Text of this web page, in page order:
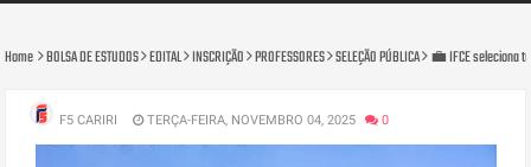
Home BOLSA DE ESTUDOS EDITAL INSCRIÇÃO PROFESSORES SELEÇÃO PÚBLICA 💼 IFCE seleciona
F5 CARIRI TERÇA-FEIRA, NOVEMBRO 04, 2025 0